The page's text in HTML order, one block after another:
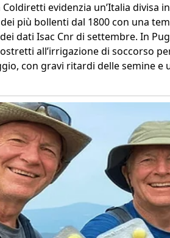
evidenzia un’Italia divisa
più bollenti dal 1800 con una
dati Isac Cnr di settembre. In
all’irrigazione di soccorso
con gravi ritardi delle semine e